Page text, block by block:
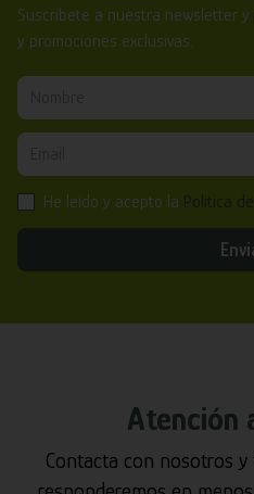
Suscríbete a nuestra newsletter
y promociones exclusivas.
He leído y acepto la
Atención
Contacta con nosotros